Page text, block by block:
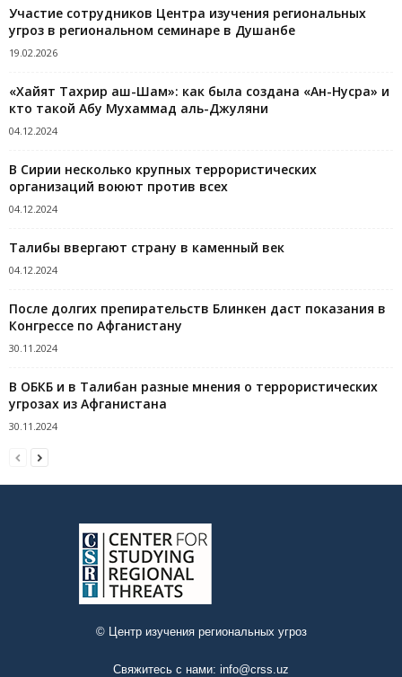
Участие сотрудников Центра изучения региональных
угроз в региональном семинаре в Душанбе
19.02.2026
«Хайят Тахрир аш-Шам»: как была создана «Ан-Нусра» и
кто такой Абу Мухаммад аль-Джуляни
04.12.2024
В Сирии несколько крупных террористических
организаций воюют против всех
04.12.2024
Талибы ввергают страну в каменный век
04.12.2024
После долгих препирательств Блинкен даст показания в
Конгрессе по Афганистану
30.11.2024
В ОБКБ и в Талибан разные мнения о террористических
угрозах из Афганистана
30.11.2024
© Центр изучения региональных угроз
Свяжитесь с нами: info@crss.uz